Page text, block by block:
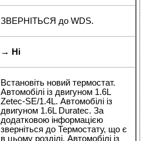
ЗВЕРНІТЬСЯ до WDS.
→ Ні
Встановіть новий термостат.
Автомобілі із двигуном 1.6L
Zetec-SE/1.4L. Автомобілі із
двигуном 1.6L Duratec. За
додатковою інформацією
зверніться до Термостату, що є
в цьому розділі. Автомобілі із